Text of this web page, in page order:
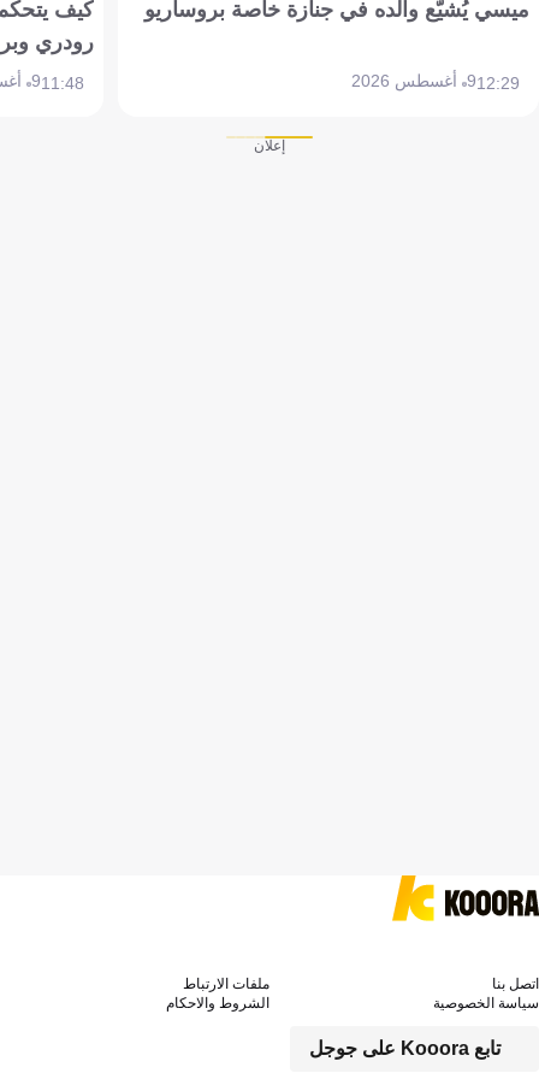
ميسي يُشيّع والده في جنازة خاصة بروساريو
12:299 أغسطس 2026
كيف
رودري
11:489 أغسطس 2026
إعلان
تابع Kooora على جوجل
اتصل بنا
ملفات الارتباط
سياسة الخصوصية
الشروط والاحكام